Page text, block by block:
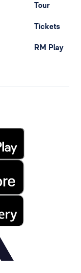
Tour
Tickets
RM Play